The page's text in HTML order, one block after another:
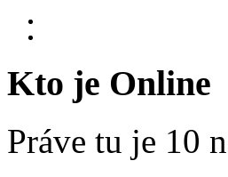
Kto je Online
Práve tu je 10